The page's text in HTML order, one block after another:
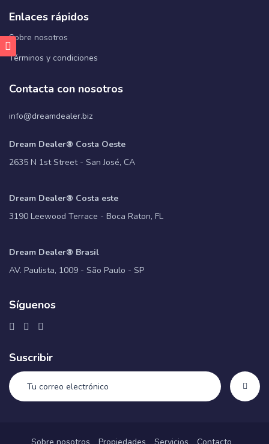
Enlaces rápidos
Sobre nosotros
Términos y condiciones
Contacta con nosotros
info@dreamdealer.biz
Dream Dealer® Costa Oeste
2635 N 1st Street - San José, CA
Dream Dealer® Costa este
3190 Leewood Terrace - Boca Raton, FL
Dream Dealer® Brasil
AV. Paulista, 1009 - São Paulo - SP
Síguenos
Suscribir
Sobre nosotros Propiedades Servicios Contacto